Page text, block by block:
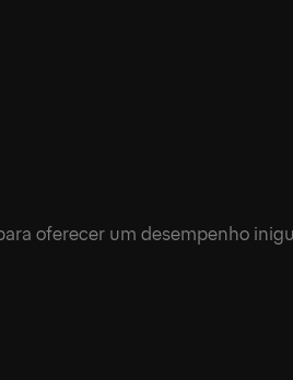
oferecer um desempenho